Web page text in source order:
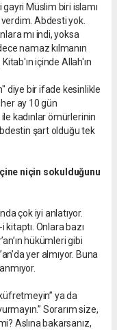
Müslim biri islamı
verdim. Abdesti yok.
mı indi, yoksa
namaz kılmanın
Kitab'ın içinde Allah'ın
diye bir ifade kesinlikle
her ay 10 gün
kadınlar ömürlerinin
şart olduğu tek
niçin sokulduğunu
çok iyi anlatıyor.
kitaptı. Onlara bazı
hükümleri gibi
yer almıyor. Buna
ya da
Sorarım size,
Aslına bakarsanız,